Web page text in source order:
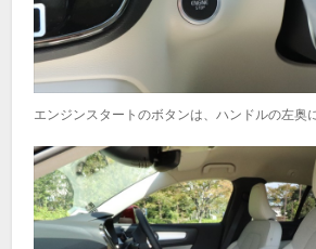
エンジンスタートのボタンは、ハンドルの左奥